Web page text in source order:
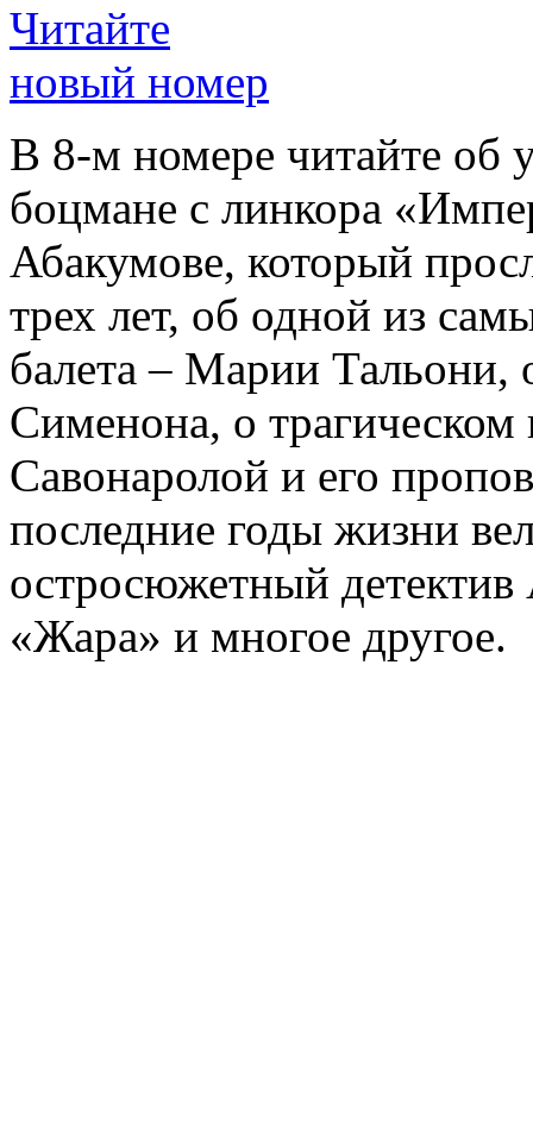
Читайте
новый номер
В 8-м номере читайте об
боцмане с линкора
Абакумове, который
трех лет, об одной из
балета – Марии
Сименона, о трагическом
Савонаролой и его
последние годы жизни
остросюжетный детектив
«Жара» и многое другое.